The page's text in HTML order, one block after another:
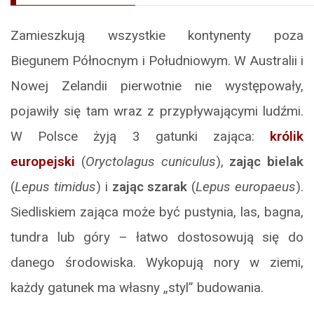
Zamieszkują wszystkie kontynenty poza
Biegunem Północnym i Południowym. W Australii i
Nowej Zelandii pierwotnie nie występowały,
pojawiły się tam wraz z przypływającymi ludźmi.
W Polsce żyją 3 gatunki zająca: królik
europejski (Oryctolagus cuniculus), zając bielak
(Lepus timidus) i zając szarak (Lepus europaeus).
Siedliskiem zająca może być pustynia, las, bagna,
tundra lub góry – łatwo dostosowują się do
danego środowiska. Wykopują nory w ziemi,
każdy gatunek ma własny „styl” budowania.